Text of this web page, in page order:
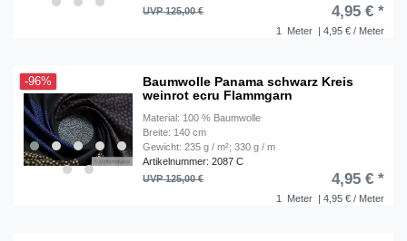
1 Meter | 4,95 € / Meter
UVP 125,00 € 4,95 € *
-96%
Baumwolle Panama schwarz Kreis
weinrot ecru Flammgarn
Material: 100 % Baumwolle
Breite: 140 cm
Gewicht: 235 g / m²; 330 g / m
Artikelnummer: 2087 C
1 Meter | 4,95 € / Meter
UVP 125,00 € 4,95 € *